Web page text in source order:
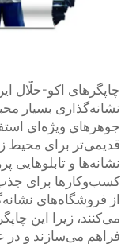
چاپگرهای اکو-حلّال
نشانه‌گذاری بسیار
جوهرهای ویژه‌ای
قدیمی‌تر برای محیط
نشانه‌ها و تابلوهایی
کسب‌وکارها برای جذب
از فروشگاه‌های
می‌کنند، زیرا این
فراهم می‌سازند و در